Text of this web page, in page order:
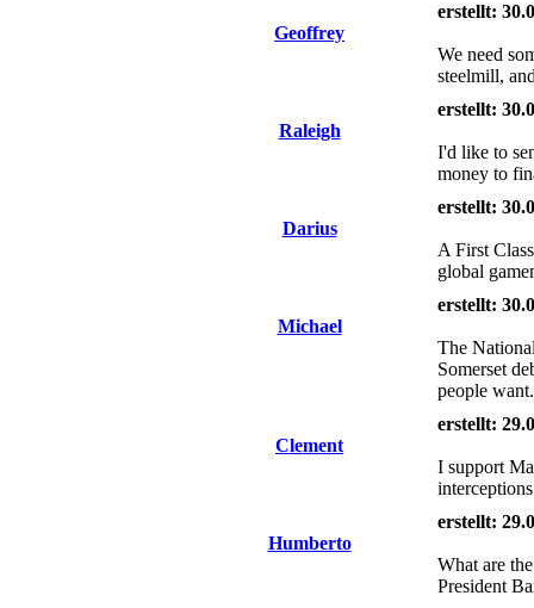
Geoffrey
erstellt:
We need
steelmill,
Raleigh
erstellt:
I'd like to
money to
Darius
erstellt:
A First
global
Michael
erstellt:
The
Somerset
people
Clement
erstellt:
I support
Humberto
erstellt:
What are
President